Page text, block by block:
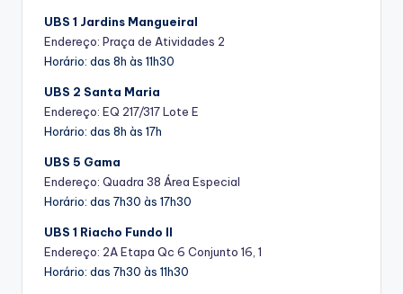
UBS 1 Jardins Mangueiral
Endereço: Praça de Atividades 2
Horário: das 8h às 11h30
UBS 2 Santa Maria
Endereço: EQ 217/317 Lote E
Horário: das 8h às 17h
UBS 5 Gama
Endereço: Quadra 38 Área Especial
Horário: das 7h30 às 17h30
UBS 1 Riacho Fundo II
Endereço: 2A Etapa Qc 6 Conjunto 16, 1
Horário: das 7h30 às 11h30